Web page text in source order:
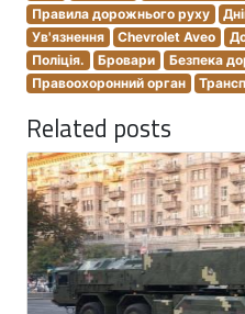
Правила дорожнього руху
Ув'язнення
Chevrolet Aveo
Поліція.
Бровари
Безпека
Правоохоронний орган
Related posts